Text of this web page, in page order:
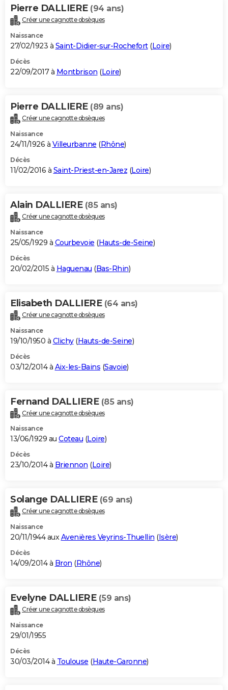
Pierre DALLIERE (94 ans)
Créer une cagnotte obsèques
Naissance
27/02/1923 à Saint-Didier-sur-Rochefort(Loire)
Décès
22/09/2017 à Montbrison (Loire)
Pierre DALLIERE (89 ans)
Créer une cagnotte obsèques
Naissance
24/11/1926 à Villeurbanne (Rhône)
Décès
11/02/2016 à Saint-Priest-en-Jarez (Loire)
Alain DALLIERE (85 ans)
Créer une cagnotte obsèques
Naissance
25/05/1929 à Courbevoie (Hauts-de-Seine)
Décès
20/02/2015 à Haguenau (Bas-Rhin)
Elisabeth DALLIERE (64 ans)
Créer une cagnotte obsèques
Naissance
19/10/1950 à Clichy(Hauts-de-Seine)
Décès
03/12/2014 à Aix-les-Bains (Savoie)
Fernand DALLIERE (85 ans)
Créer une cagnotte obsèques
Naissance
13/06/1929 au Coteau (Loire)
Décès
23/10/2014 à Briennon (Loire)
Solange DALLIERE (69 ans)
Créer une cagnotte obsèques
Naissance
20/11/1944 auxAvenières Veyrins-Thuellin (Isère)
Décès
14/09/2014 à Bron (Rhône)
Evelyne DALLIERE (59 ans)
Créer une cagnotte obsèques
Naissance
29/01/1955
Décès
30/03/2014 à Toulouse (Haute-Garonne)